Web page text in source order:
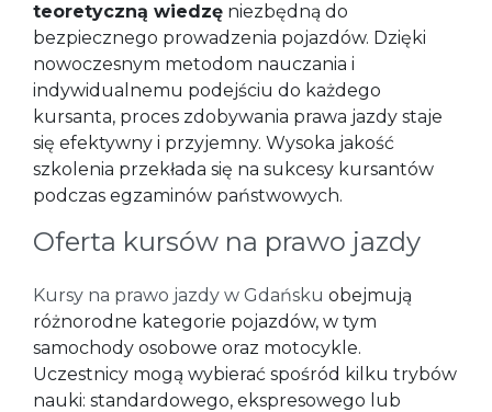
teoretyczną wiedzę niezbędną do
bezpiecznego prowadzenia pojazdów. Dzięki
nowoczesnym metodom nauczania i
indywidualnemu podejściu do każdego
kursanta, proces zdobywania prawa jazdy staje
się efektywny i przyjemny. Wysoka jakość
szkolenia przekłada się na sukcesy kursantów
podczas egzaminów państwowych.
Oferta kursów na prawo jazdy
Kursy na prawo jazdy w Gdańsku obejmują
różnorodne kategorie pojazdów, w tym
samochody osobowe oraz motocykle.
Uczestnicy mogą wybierać spośród kilku trybów
nauki: standardowego, ekspresowego lub